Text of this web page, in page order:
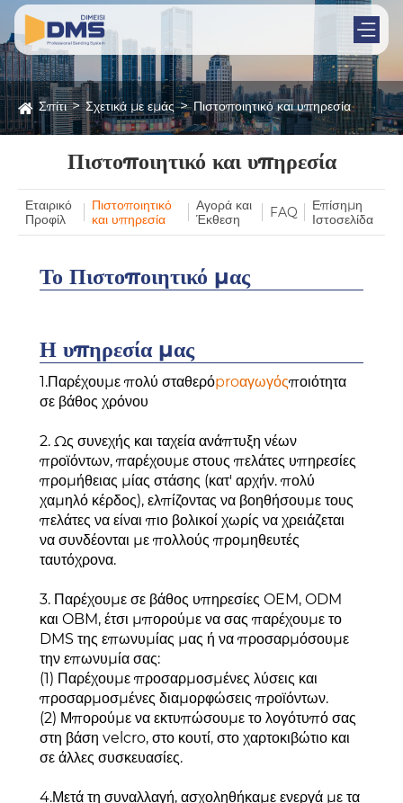
Σπίτι Σχετικά με εμάς Πιστοποιητικό και υπηρεσία
Πιστοποιητικό και υπηρεσία
Εταιρικό
Προφίλ
Πιστοποιητικό
και υπηρεσία
Αγορά και
Έκθεση
FAQ
Επίσημη
Ιστοσελίδα
Το Πιστοποιητικό μας
Η υπηρεσία μας
1.Παρέχουμε πολύ σταθερόproαγωγόςποιότητα
σε βάθος χρόνου
2. Ως συνεχής και ταχεία ανάπτυξη νέων
προϊόντων, παρέχουμε στους πελάτες υπηρεσίες
προμήθειας μίας στάσης (κατ' αρχήν. πολύ
χαμηλό κέρδος), ελπίζοντας να βοηθήσουμε τους
πελάτες να είναι πιο βολικοί χωρίς να χρειάζεται
να συνδέονται με πολλούς προμηθευτές
ταυτόχρονα.
3. Παρέχουμε σε βάθος υπηρεσίες OEM, ODM
και OBM, έτσι μπορούμε να σας παρέχουμε το
DMS της επωνυμίας μας ή να προσαρμόσουμε
την επωνυμία σας:
(1) Παρέχουμε προσαρμοσμένες λύσεις και
προσαρμοσμένες διαμορφώσεις προϊόντων.
(2) Μπορούμε να εκτυπώσουμε το λογότυπό σας
στη βάση velcro, στο κουτί, στο χαρτοκιβώτιο και
σε άλλες συσκευασίες.
4.Μετά τη συναλλαγή, ασχοληθήκαμε ενεργά με τα